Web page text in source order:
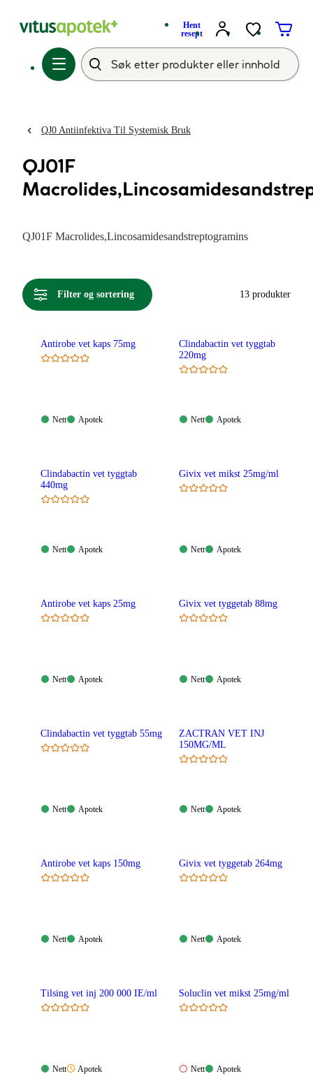
Hent
resept
QJ0 Antiinfektiva Til Systemisk Bruk
QJ01F
QJ01F Macrolides,Lincosamidesandstreptogramins
Filter og sortering 13 produkter
Antirobe vet kaps 75mg
Nett:
Nett
Apotek:
Apotek
Clindabactin vet tyggtab
220mg
Nett:
Nett
Apotek:
Apotek
Clindabactin vet tyggtab
440mg
Nett:
Nett
Apotek:
Apotek
Givix vet mikst 25mg/ml
Nett:
Nett
Apotek:
Apotek
Antirobe vet kaps 25mg
Nett:
Nett
Apotek:
Apotek
Givix vet tyggetab 88mg
Nett:
Nett
Apotek:
Apotek
Clindabactin vet tyggtab 55mg
Nett:
Nett
Apotek:
Apotek
ZACTRAN VET INJ
150MG/ML
Nett:
Nett
Apotek:
Apotek
Antirobe vet kaps 150mg
Nett:
Nett
Apotek:
Apotek
Givix vet tyggetab 264mg
Nett:
Nett
Apotek:
Apotek
Tilsing vet inj 200 000 IE/ml
Nett:
Nett
Apotek:
Apotek
Soluclin vet mikst 25mg/ml
Nett:
Nett
Apotek:
Apotek